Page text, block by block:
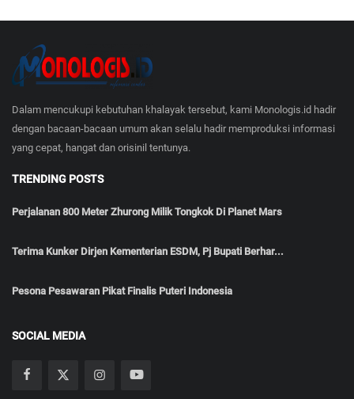
Dalam mencukupi kebutuhan khalayak tersebut, kami Monologis.id hadir
dengan bacaan-bacaan umum akan selalu hadir memproduksi informasi
yang cepat, hangat dan orisinil tentunya.
TRENDING POSTS
Perjalanan 800 Meter Zhurong Milik Tongkok Di Planet Mars
Terima Kunker Dirjen Kementerian ESDM, Pj Bupati Berhar...
Pesona Pesawaran Pikat Finalis Puteri Indonesia
SOCIAL MEDIA